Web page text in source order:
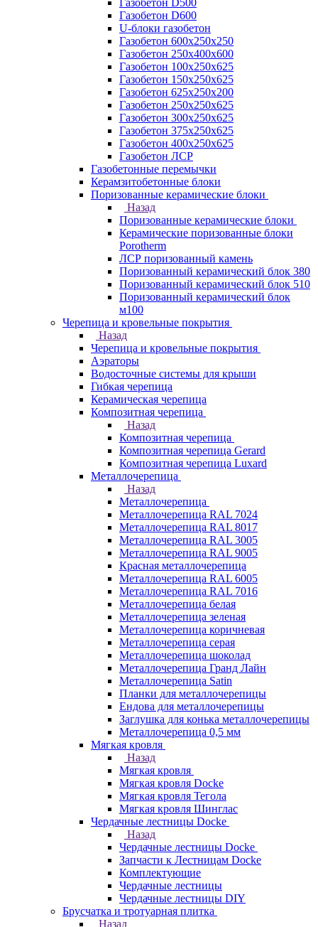
Газобетон D500
Газобетон D600
U-блоки газобетон
Газобетон 600x250x250
Газобетон 250x400x600
Газобетон 100х250х625
Газобетон 150х250х625
Газобетон 625х250х200
Газобетон 250х250х625
Газобетон 300х250х625
Газобетон 375х250х625
Газобетон 400х250х625
Газобетон ЛСР
Газобетонные перемычки
Керамзитобетонные блоки
Поризованные керамические блоки
Назад
Поризованные керамические блоки
Керамические поризованные блоки
Porotherm
ЛСР поризованный камень
Поризованный керамический блок 380
Поризованный керамический блок 510
Поризованный керамический блок
м100
Черепица и кровельные покрытия
Назад
Черепица и кровельные покрытия
Аэраторы
Водосточные системы для крыши
Гибкая черепица
Керамическая черепица
Композитная черепица
Назад
Композитная черепица
Композитная черепица Gerard
Композитная черепица Luxard
Металлочерепица
Назад
Металлочерепица
Металлочерепица RAL 7024
Металлочерепица RAL 8017
Металлочерепица RAL 3005
Металлочерепица RAL 9005
Красная металлочерепица
Металлочерепица RAL 6005
Металлочерепица RAL 7016
Металлочерепица белая
Металлочерепица зеленая
Металлочерепица коричневая
Металлочерепица серая
Металлочерепица шоколад
Металлочерепица Гранд Лайн
Металлочерепица Satin
Планки для металлочерепицы
Ендова для металлочерепицы
Заглушка для конька металлочерепицы
Металлочерепица 0,5 мм
Мягкая кровля
Назад
Мягкая кровля
Мягкая кровля Docke
Мягкая кровля Тегола
Мягкая кровля Шинглас
Чердачные лестницы Docke
Назад
Чердачные лестницы Docke
Запчасти к Лестницам Docke
Комплектующие
Чердачные лестницы
Чердачные лестницы DIY
Брусчатка и тротуарная плитка
Назад